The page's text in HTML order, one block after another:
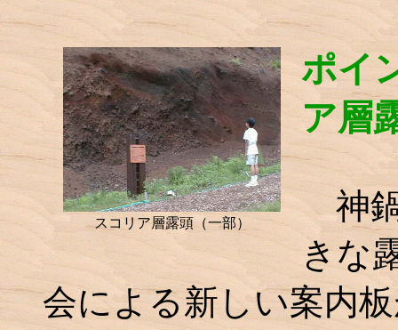
スコリア層露頭（一部）
ポイ
ア層
神鍋
きな
会による新しい案内